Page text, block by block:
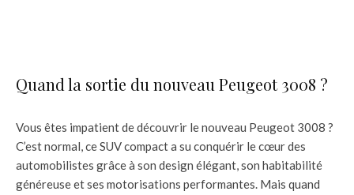
Quand la sortie du nouveau Peugeot 3008 ?
Vous êtes impatient de découvrir le nouveau Peugeot 3008 ?
C’est normal, ce SUV compact a su conquérir le cœur des
automobilistes grâce à son design élégant, son habitabilité
généreuse et ses motorisations performantes. Mais quand